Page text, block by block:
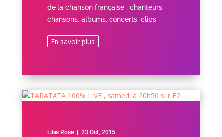
de la chanson française : chanteurs,
chansons, albums, concerts, clips
En savoir plus
Lilas Rose 23 Oct, 2015